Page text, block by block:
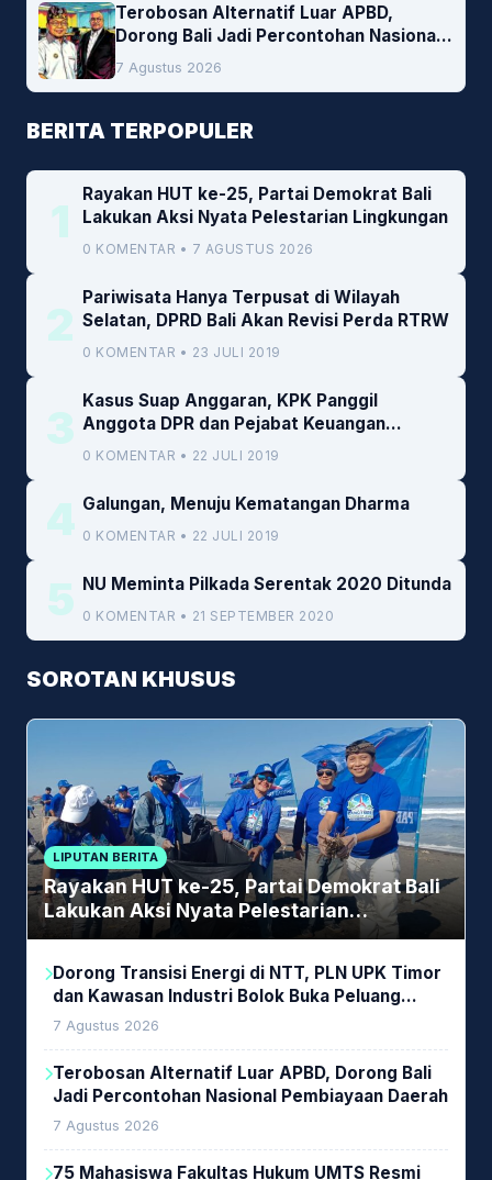
Terobosan Alternatif Luar APBD,
Dorong Bali Jadi Percontohan Nasional
Pembiayaan Daerah
7 Agustus 2026
BERITA TERPOPULER
1
Rayakan HUT ke-25, Partai Demokrat Bali
Lakukan Aksi Nyata Pelestarian Lingkungan
0 KOMENTAR • 7 AGUSTUS 2026
2
Pariwisata Hanya Terpusat di Wilayah
Selatan, DPRD Bali Akan Revisi Perda RTRW
0 KOMENTAR • 23 JULI 2019
3
Kasus Suap Anggaran, KPK Panggil
Anggota DPR dan Pejabat Keuangan
Kemenkeu
0 KOMENTAR • 22 JULI 2019
4 Galungan, Menuju Kematangan Dharma
0 KOMENTAR • 22 JULI 2019
5 NU Meminta Pilkada Serentak 2020 Ditunda
0 KOMENTAR • 21 SEPTEMBER 2020
SOROTAN KHUSUS
LIPUTAN BERITA
Rayakan HUT ke-25, Partai Demokrat Bali
Lakukan Aksi Nyata Pelestarian
Lingkungan
Dorong Transisi Energi di NTT, PLN UPK Timor
dan Kawasan Industri Bolok Buka Peluang
Investasi Woodchip untuk Cofiring PLTU Bolok
7 Agustus 2026
Terobosan Alternatif Luar APBD, Dorong Bali
Jadi Percontohan Nasional Pembiayaan Daerah
7 Agustus 2026
75 Mahasiswa Fakultas Hukum UMTS Resmi